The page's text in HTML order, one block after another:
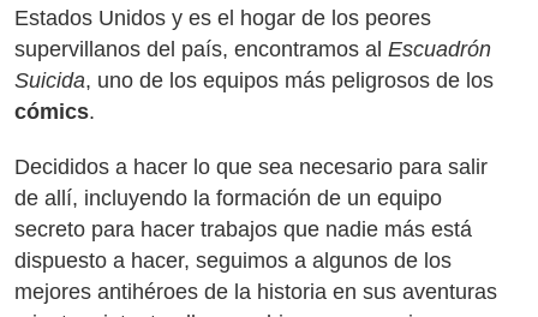
Estados Unidos y es el hogar de los peores
supervillanos del país, encontramos al Escuadrón
Suicida, uno de los equipos más peligrosos de los
cómics.
Decididos a hacer lo que sea necesario para salir
de allí, incluyendo la formación de un equipo
secreto para hacer trabajos que nadie más está
dispuesto a hacer, seguimos a algunos de los
mejores antihéroes de la historia en sus aventuras